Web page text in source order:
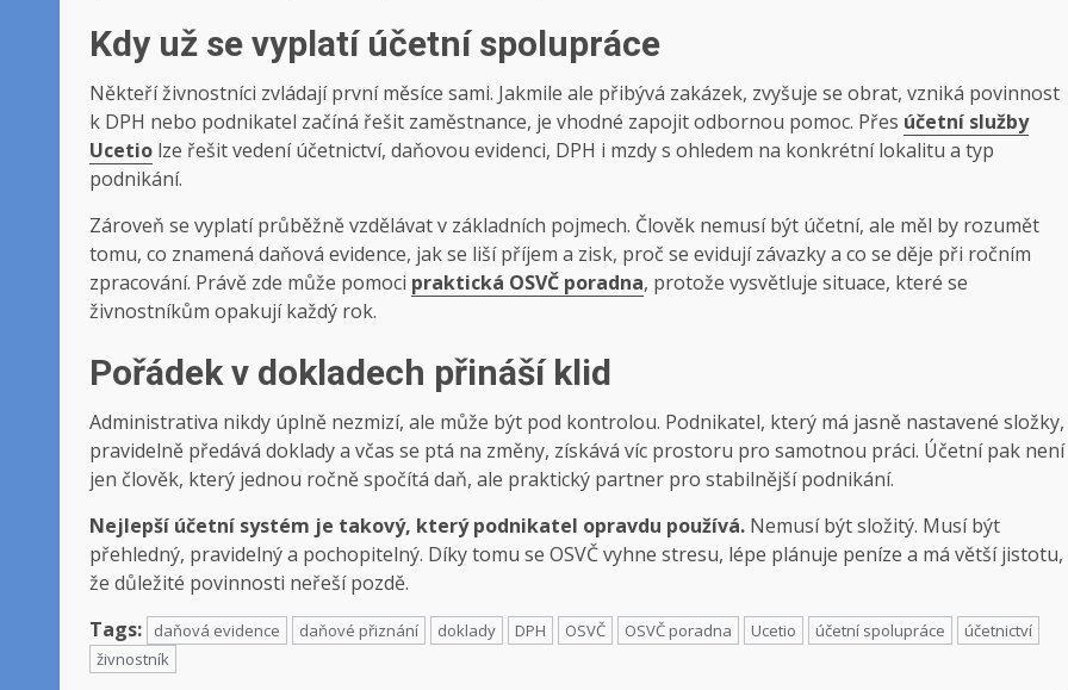
Kdy už se vyplatí účetní spolupráce
Někteří živnostníci zvládají první měsíce sami. Jakmile ale přibývá zakázek, zvyšuje se obrat, vzniká povinnost
k DPH nebo podnikatel začíná řešit zaměstnance, je vhodné zapojit odbornou pomoc. Přes účetní služby
Ucetio lze řešit vedení účetnictví, daňovou evidenci, DPH i mzdy s ohledem na konkrétní lokalitu a typ
podnikání.
Zároveň se vyplatí průběžně vzdělávat v základních pojmech. Člověk nemusí být účetní, ale měl by rozumět
tomu, co znamená daňová evidence, jak se liší příjem a zisk, proč se evidují závazky a co se děje při ročním
zpracování. Právě zde může pomoci praktická OSVČ poradna, protože vysvětluje situace, které se
živnostníkům opakují každý rok.
Pořádek v dokladech přináší klid
Administrativa nikdy úplně nezmizí, ale může být pod kontrolou. Podnikatel, který má jasně nastavené složky,
pravidelně předává doklady a včas se ptá na změny, získává víc prostoru pro samotnou práci. Účetní pak není
jen člověk, který jednou ročně spočítá daň, ale praktický partner pro stabilnější podnikání.
Nejlepší účetní systém je takový, který podnikatel opravdu používá. Nemusí být složitý. Musí být
přehledný, pravidelný a pochopitelný. Díky tomu se OSVČ vyhne stresu, lépe plánuje peníze a má větší jistotu,
že důležité povinnosti neřeší pozdě.
Tags:
daňová evidence daňové přiznání doklady DPH OSVČ OSVČ poradna Ucetio účetní spolupráce
účetnictví
živnostník